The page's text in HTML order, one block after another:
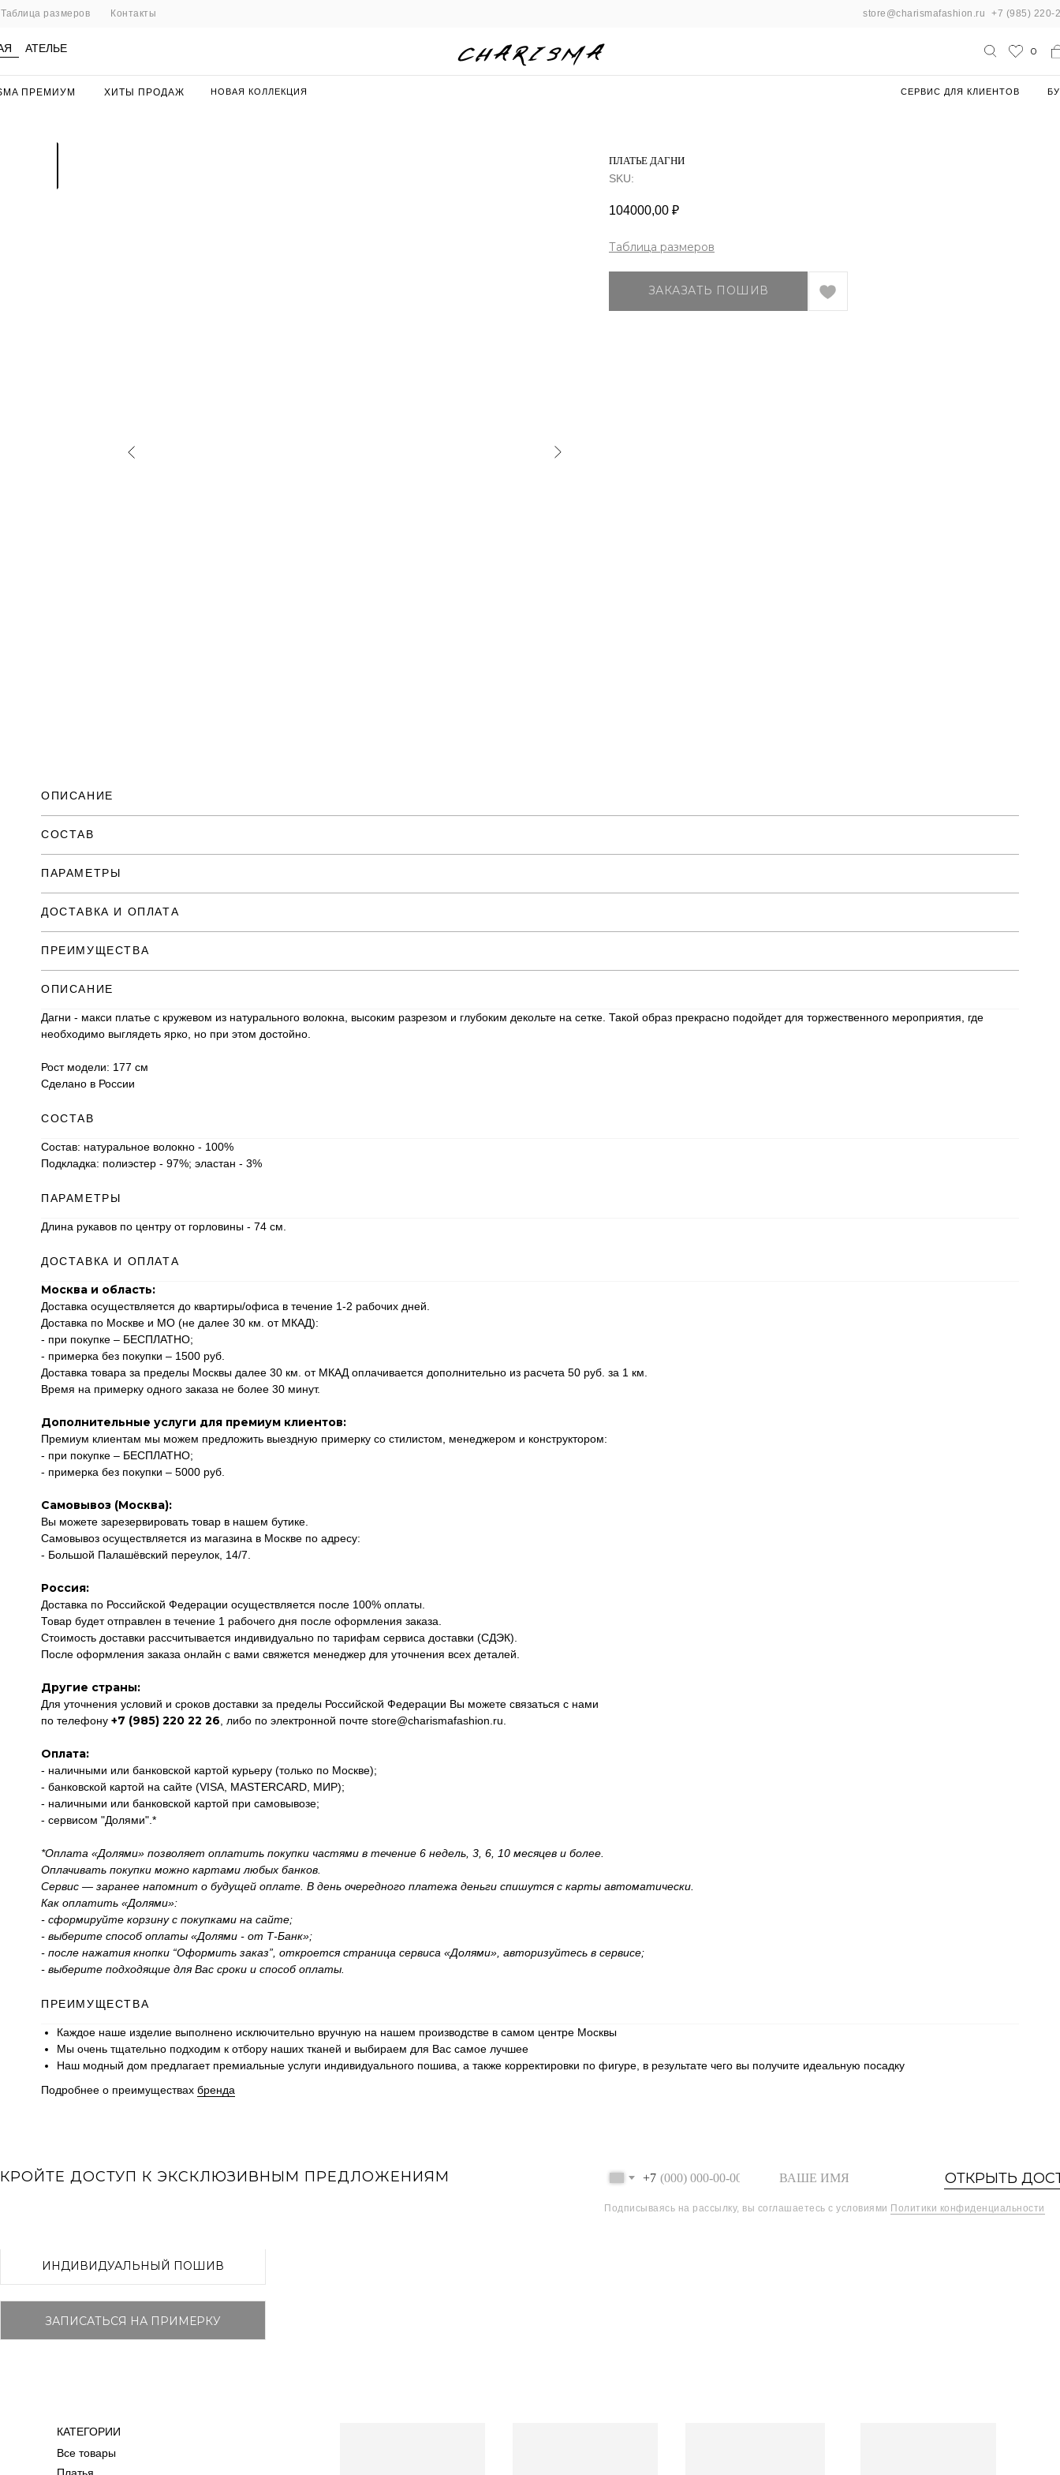
Таблица размеров Контакты
ХИТЫ ПРОДАЖ
АТЕЛЬЕ 0
СЕРВИС ДЛЯ КЛИЕНТОВ
НОВАЯ КОЛЛЕКЦИЯ
+7 (985) 220-
store@charismafashion.ru
ПРЕМИУМ
ПЛАТЬЕ ДАГНИ
SKU:
104000,00 ₽
Таблица размеров
ЗАКАЗАТЬ ПОШИВ
ОПИСАНИЕ
СОСТАВ
ПАРАМЕТРЫ
ДОСТАВКА И ОПЛАТА
ПРЕИМУЩЕСТВА
ОПИСАНИЕ
Дагни - макси платье с кружевом из натурального волокна, высоким разрезом и глубоким декольте на сетке. Такой образ прекрасно подойдет для торжественного мероприятия, где
необходимо выглядеть ярко, но при этом достойно.
Рост модели: 177 см
Сделано в России
СОСТАВ
Состав: натуральное волокно - 100%
Подкладка: полиэстер - 97%; эластан - 3%
ПАРАМЕТРЫ
Длина рукавов по центру от горловины - 74 см.
ДОСТАВКА И ОПЛАТА
Москва и область:
Доставка осуществляется до квартиры/офиса в течение 1-2 рабочих дней.
Доставка по Москве и МО (не далее 30 км. от МКАД):
- при покупке – БЕСПЛАТНО;
- примерка без покупки – 1500 руб.
Доставка товара за пределы Москвы далее 30 км. от МКАД оплачивается дополнительно из расчета 50 руб. за 1 км.
Время на примерку одного заказа не более 30 минут.
Дополнительные услуги для премиум клиентов:
Премиум клиентам мы можем предложить выездную примерку со стилистом, менеджером и конструктором:
- при покупке – БЕСПЛАТНО;
- примерка без покупки – 5000 руб.
Самовывоз (Москва):
Вы можете зарезервировать товар в нашем бутике.
Самовывоз осуществляется из магазина в Москве по адресу:
- Большой Палашёвский переулок, 14/7.
Россия:
Доставка по Российской Федерации осуществляется после 100% оплаты.
Товар будет отправлен в течение 1 рабочего дня после оформления заказа.
Стоимость доставки рассчитывается индивидуально по тарифам сервиса доставки (СДЭК).
После оформления заказа онлайн с вами свяжется менеджер для уточнения всех деталей.
Другие страны:
Для уточнения условий и сроков доставки за пределы Российской Федерации Вы можете связаться с нами
по телефону +7 (985) 220 22 26 , либо по электронной почте store@charismafashion.ru
Оплата:
- наличными или банковской картой курьеру (только по Москве);
- банковской картой на сайте (VISA, MASTERCARD, МИР);
- наличными или банковской картой при самовывозе;
- сервисом "Долями".*
*Оплата «Долями» позволяет оплатить покупки частями в течение 6 недель, 3, 6, 10 месяцев и более.
Оплачивать покупки можно картами любых банков.
Сервис — заранее напомнит о будущей оплате. В день очередного платежа деньги спишутся с карты автоматически.
Как оплатить «Долями»:
- сформируйте корзину с покупками на сайте;
- выберите способ оплаты «Долями - от Т-Банк»;
- после нажатия кнопки “Оформить заказ”, откроется страница сервиса «Долями», авторизуйтесь в сервисе;
- выберите подходящие для Вас сроки и способ оплаты.
ПРЕИМУЩЕСТВА
Каждое наше изделие выполнено исключительно вручную на нашем производстве в самом центре Москвы
Мы очень тщательно подходим к отбору наших тканей и выбираем для Вас самое лучшее
Наш модный дом предлагает премиальные услуги индивидуального пошива, а также корректировки по фигуре, в результате чего вы получите идеальную посадку
Подробнее о преимуществах бренда
ДОСТУП К ЭКСКЛЮЗИВНЫМ ПРЕДЛОЖЕНИЯМ +7 ОТКРЫТЬ
Подписываясь на рассылку, вы соглашаетесь с условиями Политики конфиденциальности
ИНДИВИДУАЛЬНЫЙ ПОШИВ
ЗАПИСАТЬСЯ НА ПРИМЕРКУ
КАТЕГОРИИ
Все товары
КАТЕГОРИИ
Все товары
Телефон (интернет-магазин)
+7 (985) 220-22-26